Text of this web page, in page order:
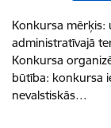
Konkursa mērķis:
administratīvajā
Konkursa
būtība: konkursa
nevalstiskās…